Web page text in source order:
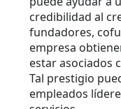
credibilidad al
fundadores,
empresa
estar asociados
Tal prestigio
empleados